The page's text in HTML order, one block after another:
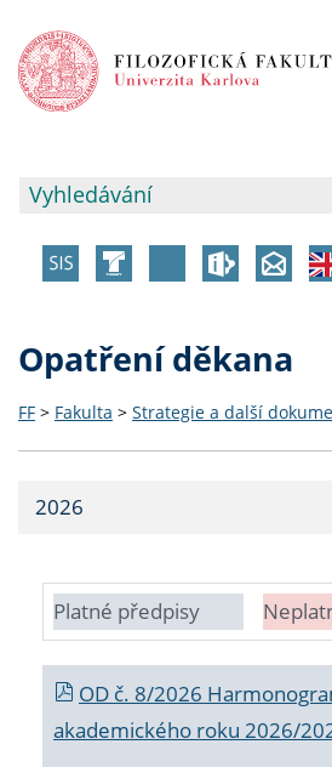
Opatření děkana
FF > Fakulta > Strategie a další
2026
Platné předpisy
OD č. 8/2026
akademického roku 2026/